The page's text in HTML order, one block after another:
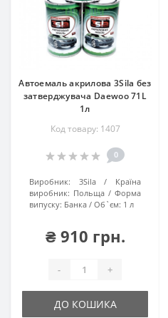
Автоемаль акрилова 3Sila без
затверджувача Daewoo 71L
1л
Код товару: 1407
0
Виробник: 3Sila
Країна
виробник: Польща
Форма
випуску: Банка Об`єм: 1 л
₴ 910 грн.
- +
ДО КОШИКА